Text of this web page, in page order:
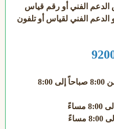
الفني أو رقم قياس
الدعم الفني لقياس أو تلفون
- يوم الأحد إلى يوم الخميس | من 8:00 صباحاً إلى 8:00